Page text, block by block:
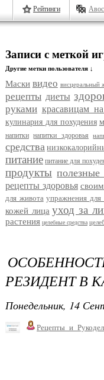
Рейтинги
Записи с меткой
Другие метки пользователя ↓
Маски видео висцеральный
рецепты диеты
руками красавицам
кулинария для похудения
напитки напитки здоровья
средства
питание питание для
продукты
рецепты здоровья
для живота упражнения для
кожей лица уход за
растения целебные средства
РЕЗИДЕНТ В
Понедельник, 14